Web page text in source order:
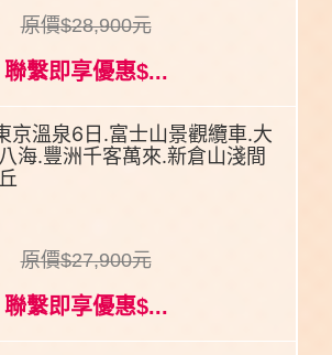
原價$28,900元
聯繫即享優惠$...
京溫泉6日.富士山景觀纜車.大
海.豐洲千客萬來.新倉山淺間
原價$27,900元
聯繫即享優惠$...